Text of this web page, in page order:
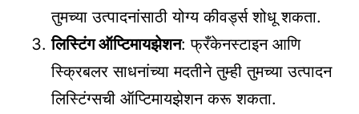
तुमच्या उत्पादनांसाठी योग्य कीवर्ड्स शोधू शकता.
लिस्टिंग ऑप्टिमायझेशन: फ्रँकेनस्टाइन आणि
स्क्रिबलर साधनांच्या मदतीने तुम्ही तुमच्या उत्पादन
लिस्टिंग्सची ऑप्टिमायझेशन करू शकता.